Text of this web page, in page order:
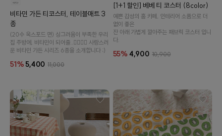
있어요
비타민 가든 티코스터, 테이블매트 3
종
(20수 옥스포드 면) 싱그러움이 부족한 우리
집 주방에, 비타민이 되어줄..👉🏻👈🏻 사랑스러
운 비타민 가든 시리즈 6종을 소개합니다 ;)
51%5,400 11,000
[1+1 할인] 베베 티 코스터 (8color)
예쁜 감성의 홈 카페, 인테리어 소품으로 더
없이 좋은
잔 아래 가볍게 깔아주는 패브릭 코스터 입니
다.
55% 4,900 10,900